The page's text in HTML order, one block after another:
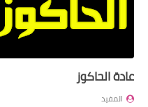
عادة الحاكوز
المفيد